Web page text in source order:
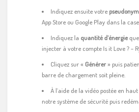
Indiquez ensuite votre
App Store ou Google Play dans la
Indiquez la quantité d’énergieque
injecter à votre compte Is it Love ? –
Cliquez sur « Générer» puis
barre de chargement soit pleine.
À l’aide de la vidéo postée en
notre système de sécurité puis